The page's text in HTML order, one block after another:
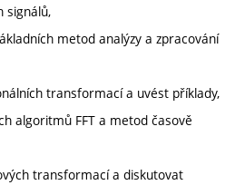
signálů,
metod analýzy a zpracování
transformací a uvést příklady,
algoritmů FFT a metod časově
transformací a diskutovat